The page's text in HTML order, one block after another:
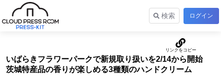
検索 ログイン
いばらきフラワーパークで新規取り扱いを2/14から開始
茨城特産品の香りが楽しめる3種類のハンドクリーム